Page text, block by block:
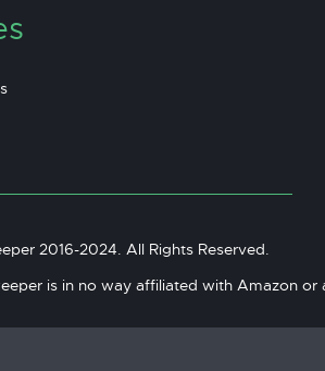
2016-2024. All Rights Reserved.
is in no way affiliated with Amazon or